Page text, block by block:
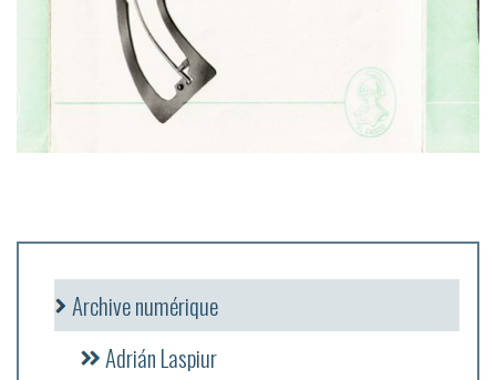
Archive numérique
Adrián Laspiur